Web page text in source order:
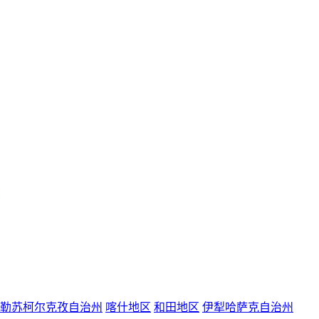
苏柯尔克孜自治州 喀什地区 和田地区 伊犁哈萨克自治州